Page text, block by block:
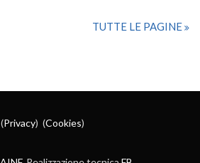
TUTTE LE PAGINE
(Privacy) (Cookies)